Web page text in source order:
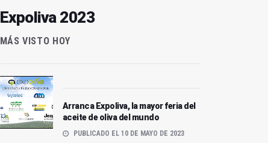
Expoliva 2023
MÁS VISTO HOY
Arranca Expoliva, la mayor feria del
aceite de oliva del mundo
PUBLICADO EL 10 DE MAYO DE 2023